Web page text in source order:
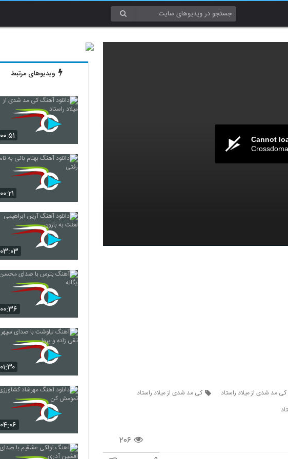
Cannot
مد شدی از میلاد راستاد
کی مد شدی از میلاد راستاد
۲۰۶
ویدیوهای مرتبط
۰۰:۵۱
۰۰:۲۱
۰۳:۰۳
۰۰:۳۶
۰۱:۳۰
۰۴:۰۶